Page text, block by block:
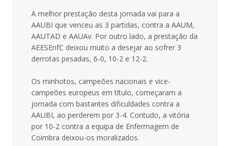
A melhor prestação desta jornada vai para a
AAUBI que venceu as 3 partidas, contra a AAUM,
AAUTAD e AAUAv. Por outro lado, a prestação da
AEESEnfC deixou muito a desejar ao sofrer 3
derrotas pesadas, 6-0, 10-2 e 12-2.
Os minhotos, campeões nacionais e vice-
campeões europeus em título, começaram a
jornada com bastantes dificuldades contra a
AAUBI, ao perderem por 3-4. Contudo, a vitória
por 10-2 contra a equipa de Enfermagem de
Coimbra deixou-os moralizados.